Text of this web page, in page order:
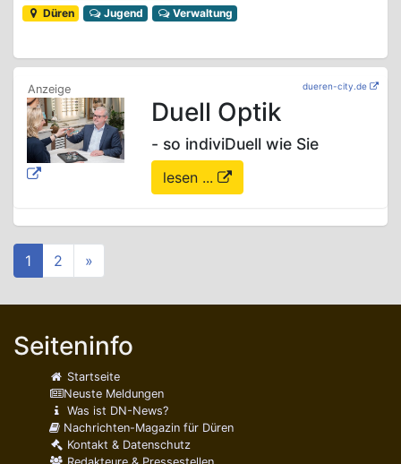
Düren
Jugend Verwaltung
dueren-city.de
Duell Optik
- so indiviDuell wie Sie
lesen ...
1 2 »
Seiteninfo
Startseite
Neuste Meldungen
Was ist DN-News?
Nachrichten-Magazin für Düren
Kontakt & Datenschutz